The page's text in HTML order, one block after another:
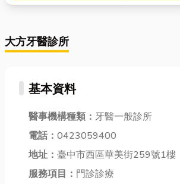
大方牙醫診所
基本資料
醫事機構種類： 牙醫一般診所
電話： 0423059400
地址： 臺中市西區華美街259號1樓
服務項目： 門診診療